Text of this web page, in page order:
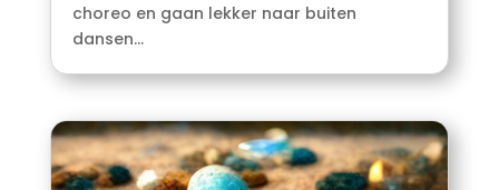
choreo en gaan lekker naar buiten
dansen...